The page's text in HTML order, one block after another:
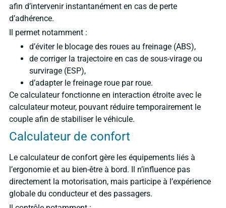
afin d’intervenir instantanément en cas de perte
d’adhérence.
Il permet notamment :
d’éviter le blocage des roues au freinage (ABS),
de corriger la trajectoire en cas de sous-virage ou
survirage (ESP),
d’adapter le freinage roue par roue.
Ce calculateur fonctionne en interaction étroite avec le
calculateur moteur, pouvant réduire temporairement le
couple afin de stabiliser le véhicule.
Calculateur de confort
Le calculateur de confort gère les équipements liés à
l’ergonomie et au bien-être à bord. Il n’influence pas
directement la motorisation, mais participe à l’expérience
globale du conducteur et des passagers.